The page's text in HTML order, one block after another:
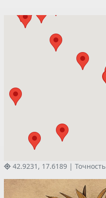
42.9231, 17.6189 | Точность